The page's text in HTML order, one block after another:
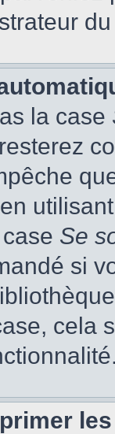
la case
Se
si
cela